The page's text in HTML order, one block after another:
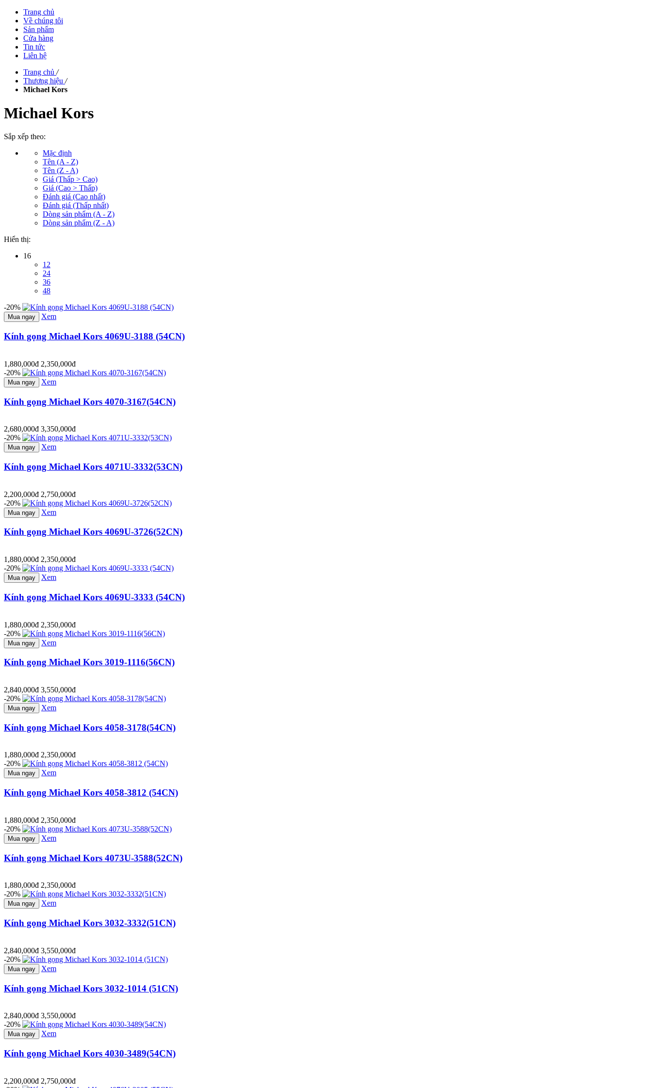
Trang chủ
Về chúng tôi
Sản phẩm
Cửa hàng
Tin tức
Liên hệ
Trang chủ /
Thương hiệu /
Michael Kors
Michael Kors
Sắp xếp theo:
Mặc định
Tên (A - Z)
Tên (Z - A)
Giá (Thấp > Cao)
Giá (Cao > Thấp)
Đánh giá (Cao nhất)
Đánh giá (Thấp nhất)
Dòng sản phẩm (A - Z)
Dòng sản phẩm (Z - A)
Hiển thị:
16
12
24
36
48
-20%
Mua ngay Xem
Kính gọng Michael Kors 4069U-3188 (54CN)
1,880,000đ 2,350,000đ
-20%
Mua ngay Xem
Kính gọng Michael Kors 4070-3167(54CN)
2,680,000đ 3,350,000đ
-20%
Mua ngay Xem
Kính gọng Michael Kors 4071U-3332(53CN)
2,200,000đ 2,750,000đ
-20%
Mua ngay Xem
Kính gọng Michael Kors 4069U-3726(52CN)
1,880,000đ 2,350,000đ
-20%
Mua ngay Xem
Kính gọng Michael Kors 4069U-3333 (54CN)
1,880,000đ 2,350,000đ
-20%
Mua ngay Xem
Kính gọng Michael Kors 3019-1116(56CN)
2,840,000đ 3,550,000đ
-20%
Mua ngay Xem
Kính gọng Michael Kors 4058-3178(54CN)
1,880,000đ 2,350,000đ
-20%
Mua ngay Xem
Kính gọng Michael Kors 4058-3812 (54CN)
1,880,000đ 2,350,000đ
-20%
Mua ngay Xem
Kính gọng Michael Kors 4073U-3588(52CN)
1,880,000đ 2,350,000đ
-20%
Mua ngay Xem
Kính gọng Michael Kors 3032-3332(51CN)
2,840,000đ 3,550,000đ
-20%
Mua ngay Xem
Kính gọng Michael Kors 3032-1014 (51CN)
2,840,000đ 3,550,000đ
-20%
Mua ngay Xem
Kính gọng Michael Kors 4030-3489(54CN)
2,200,000đ 2,750,000đ